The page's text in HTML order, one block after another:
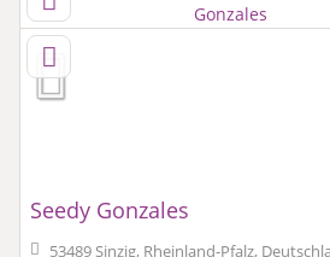
Seedy Gonzales
53489 Sinzig, Rheinland-Pfalz,